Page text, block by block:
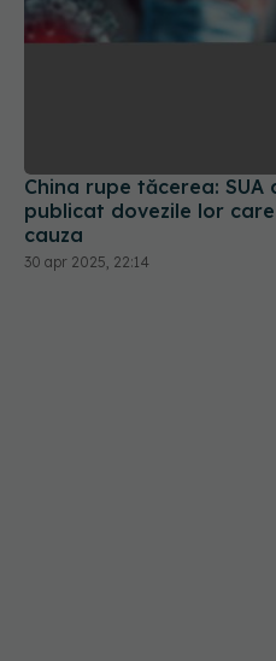
30 apr 2025, 22:14